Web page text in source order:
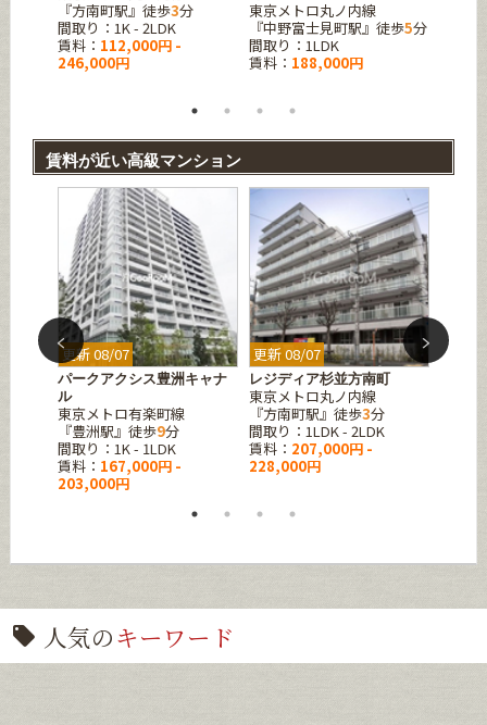
『方南町駅』徒歩3分
間取り：1K - 2LDK
賃料： 112,000円 -
246,000円
東京メトロ丸ノ内線
『中野富士見町駅』徒歩5分
間取り：1LDK
賃料： 188,000円
賃料が近い高級マンション
更新 08/07
パークアクシス豊洲キャナ
ル
東京メトロ有楽町線
『豊洲駅』徒歩9分
間取り：1K - 1LDK
賃料： 167,000円 -
203,000円
更新 08/07
レジディア杉並方南町
東京メトロ丸ノ内線
『方南町駅』徒歩3分
間取り：1LDK - 2LDK
賃料： 207,000円 -
228,000円
更新
人気のキーワード